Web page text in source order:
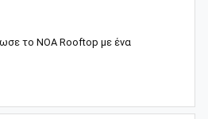
το NOA Rooftop με ένα